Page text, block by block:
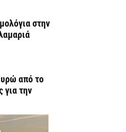
στην
από το
για την